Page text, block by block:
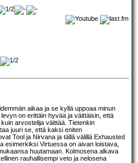
aikaa ja se kyllä uppoaa minun
on erittäin hyvää ja väittäisin, että
arvostelija väittää. Tietenkin
juuri se, että kaksi eniten
Tool ja Nirvana ja tällä välillä Exhausted
esimerkiksi Virtuessa on aivan loistava,
huutamaan. Kolmosena alkava
rauhallisempi veto ja nelosena